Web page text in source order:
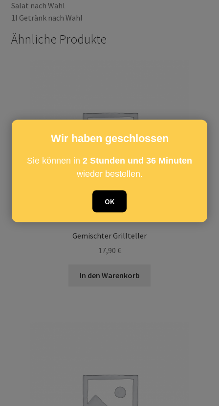
Salat nach Wahl
1l Getränk nach Wahl
Ähnliche Produkte
Gemischter Grillteller
17,90 €
In den Warenkorb
Wir haben geschlossen
Sie können in 2 Stunden und 36 Minuten
wieder bestellen.
OK